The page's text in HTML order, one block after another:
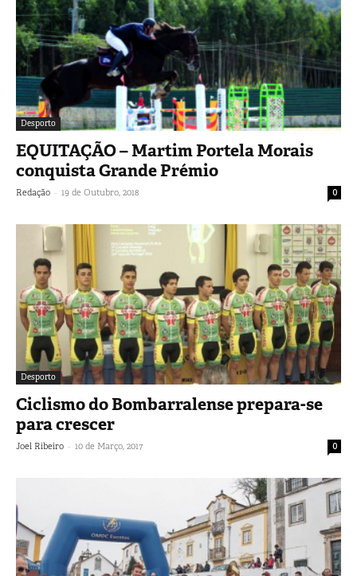
Desporto
EQUITAÇÃO – Martim Portela Morais
conquista Grande Prémio
Redação - 19 de Outubro, 2018 0
Desporto
Ciclismo do Bombarralense prepara-se
para crescer
Joel Ribeiro - 10 de Março, 2017 0